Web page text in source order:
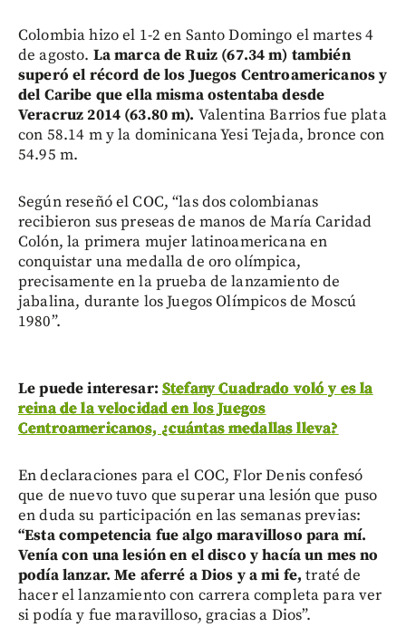
Colombia hizo el 1-2 en Santo Domingo el martes 4
de agosto. La marca de Ruiz (67.34 m) también
superó el récord de los Juegos Centroamericanos y
del Caribe que ella misma ostentaba desde
Veracruz 2014 (63.80 m). Valentina Barrios fue plata
con 58.14 m y la dominicana Yesi Tejada, bronce con
54.95 m.
Según reseñó el COC, “las dos colombianas
recibieron sus preseas de manos de María Caridad
Colón, la primera mujer latinoamericana en
conquistar una medalla de oro olímpica,
precisamente en la prueba de lanzamiento de
jabalina, durante los Juegos Olímpicos de Moscú
1980”.
Le puede interesar: Stefany Cuadrado voló y es la
reina de la velocidad en los Juegos
Centroamericanos, ¿cuántas medallas lleva?
En declaraciones para el COC, Flor Denis confesó
que de nuevo tuvo que superar una lesión que puso
en duda su participación en las semanas previas:
“Esta competencia fue algo maravilloso para mí.
Venía con una lesión en el disco y hacía un mes no
podía lanzar. Me aferré a Dios y a mi fe, traté de
hacer el lanzamiento con carrera completa para ver
si podía y fue maravilloso, gracias a Dios”.